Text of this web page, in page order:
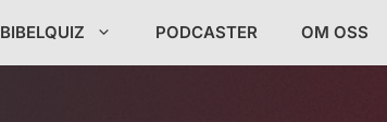
BIBELQUIZ PODCASTER OM OSS